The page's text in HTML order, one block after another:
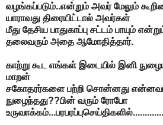
வழங்கப்படும்..என்றும் அவர் மேலும்
யாராவது திரையிட்டால் அவர்கள்
மீது தேசிய பாதுகாப்பு சட்டம் பாயும்
தலைவரும் அதை ஆமோதித்தார்.
காற்று கூட எங்கள் இடையில் இனி
மாறன்
சகோதரர்களை பற்றி சொன்னது
நுழைந்தது??பின் வரும் ரோபோ